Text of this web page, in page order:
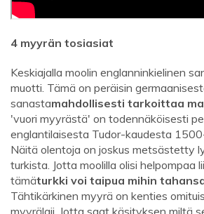
4 myyrän tosiasiat
Keskiajalla moolin englanninkielinen
muotti. Tämä on peräisin
sanastamahdollisesti tarkoittaa
'vuori myyrästä' on todennäköisesti
englantilaisesta Tudor-kaudesta
Näitä olentoja on joskus metsästetty
turkista. Jotta moolilla olisi helpompaa
tämäturkki voi taipua mihin
Tähtikärkinen myyrä on kenties
myyrälaji. Jotta saat käsityksen miltä